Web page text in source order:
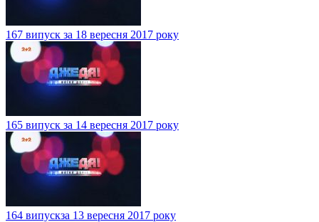
167 випуск за 18 вересня 2017 року
165 випуск за 14 вересня 2017 року
164 випускза 13 вересня 2017 року